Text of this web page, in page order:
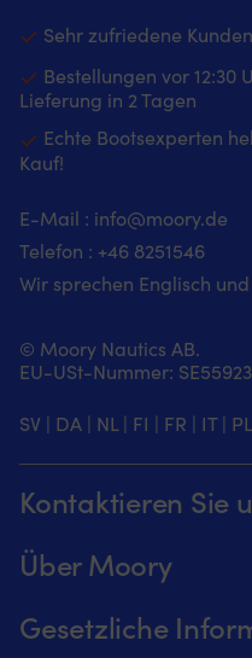
Sehr zufriedene
Bestellungen vor 12:30
Lieferung in 2 Tagen
Echte Bootsexperten
Kauf!
E-Mail : info@moory.de
Telefon : +46 8251546
Wir sprechen Englisch
© Moory Nautics AB.
EU-USt-Nummer:
SV | DA | NL | FI | FR | IT| PL
Kontaktieren Sie
Telefonzeiten täglich
+46 8251546 –
Senden Sie uns
Über Moory
Gesetzliche